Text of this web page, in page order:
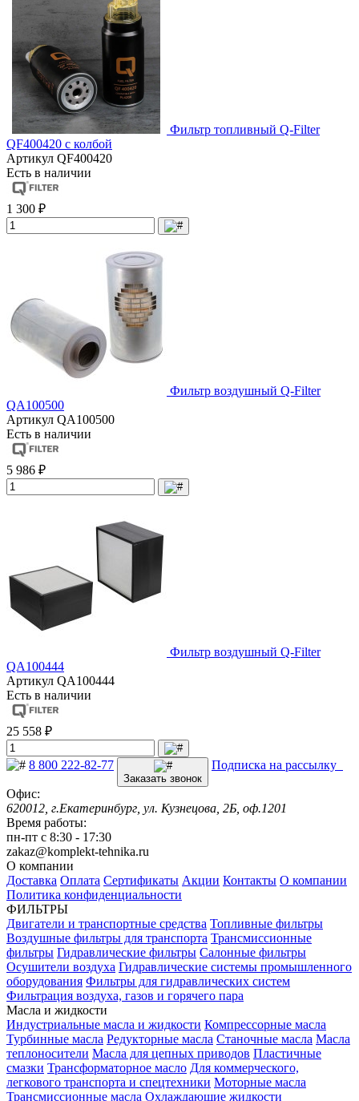
Фильтр топливный Q-Filter
QF400420 с колбой
Артикул QF400420
Есть в наличии
1 300 ₽
Фильтр воздушный Q-Filter
QA100500
Артикул QA100500
Есть в наличии
5 986 ₽
Фильтр воздушный Q-Filter
QA100444
Артикул QA100444
Есть в наличии
25 558 ₽
8 800 222-82-77
Заказать звонок
Подписка на рассылку
Офис:
620012, г.Екатеринбург, ул. Кузнецова, 2Б, оф.1201
Время работы:
пн-пт с 8:30 - 17:30
zakaz@komplekt-tehnika.ru
О компании
Доставка Оплата Сертификаты Акции Контакты О компании
Политика конфиденциальности
ФИЛЬТРЫ
Двигатели и транспортные средства Топливные фильтры
Воздушные фильтры для транспорта Трансмиссионные
фильтры Гидравлические фильтры Салонные фильтры
Осушители воздуха Гидравлические системы промышленного
оборудования Фильтры для гидравлических систем
Фильтрация воздуха, газов и горячего пара
Масла и жидкости
Индустриальные масла и жидкости Компрессорные масла
Турбинные масла Редукторные масла Станочные масла Масла
теплоносители Масла для цепных приводов Пластичные
смазки Трансформаторное масло Для коммерческого,
легкового транспорта и спецтехники Моторные масла
Трансмиссионные масла Охлаждающие жидкости